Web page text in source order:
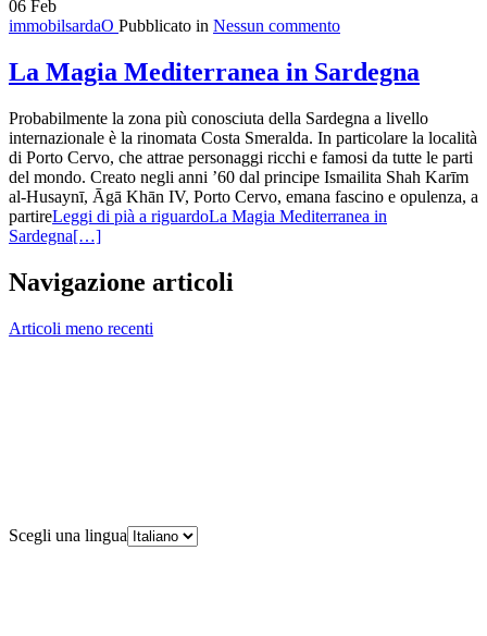
06 Feb
immobilsardaO Pubblicato in Nessun commento
La Magia Mediterranea in Sardegna
Probabilmente la zona più conosciuta della Sardegna a livello
internazionale è la rinomata Costa Smeralda. In particolare la località
di Porto Cervo, che attrae personaggi ricchi e famosi da tutte le parti
del mondo. Creato negli anni ’60 dal principe Ismailita Shah Karīm
al-Husaynī, Āgā Khān IV, Porto Cervo, emana fascino e opulenza, a
partireLeggi di pià a riguardoLa Magia Mediterranea in
Sardegna[…]
Navigazione articoli
Articoli meno recenti
Scegli una lingua